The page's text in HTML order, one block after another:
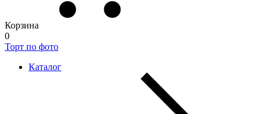
Корзина
0
Торт по фото
Каталог